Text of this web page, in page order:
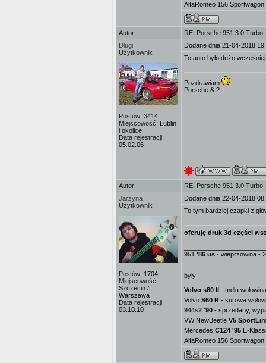
AlfaRomeo 156
Autor
RE: Porsche 951 3.0 Turbo
Dlugi
Użytkownik
Postów: 3414
Miejscowość: Lublin
i okolice.
Data rejestracji:
05.02.06
Dodane dnia 21-04-2018
To auto było dużo
Pozdrawiam
Porsche & ?
Autor
RE: Porsche 951 3.0 Turbo
Jarzyna
Użytkownik
Postów: 1704
Miejscowość:
Szczecin /
Warszawa
Data rejestracji:
03.10.10
Dodane dnia 22-04-2018
To tym bardziej czapki z
oferuję druk 3d części
951 '86 us - wieprzowina -
były
Volvo s80 II - mdła
Volvo S60 R - surowa
944s2 '90 - sprzedany,
VW NewBeetle V5
Mercedes C124 '95 E-
AlfaRomeo 156